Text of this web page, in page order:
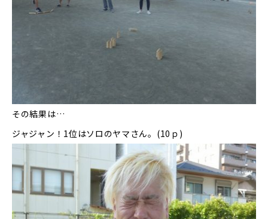
その結果は…
ジャジャン！1位はソロのヤマさん。(10ｐ)